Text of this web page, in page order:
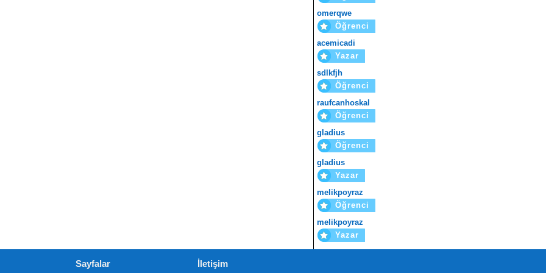
omerqwe
Öğrenci
acemicadi
Yazar
sdlkfjh
Öğrenci
raufcanhoskal
Öğrenci
gladius
Öğrenci
gladius
Yazar
melikpoyraz
Öğrenci
melikpoyraz
Yazar
Sayfalar İletişim